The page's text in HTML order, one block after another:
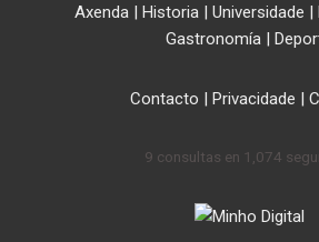
Axenda| Historia| Universidade |
Gastronomía |
Contacto | Privacidade |
9 consultas en 1,074